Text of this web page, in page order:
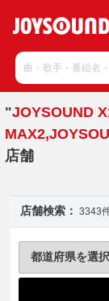
"JOYSOUND
店舗
店舗検索： 3343